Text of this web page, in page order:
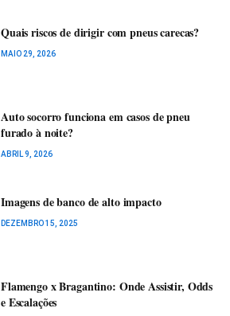
Quais riscos de dirigir com pneus carecas?
MAIO 29, 2026
Auto socorro funciona em casos de pneu
furado à noite?
ABRIL 9, 2026
Imagens de banco de alto impacto
DEZEMBRO 15, 2025
Flamengo x Bragantino: Onde Assistir, Odds
e Escalações